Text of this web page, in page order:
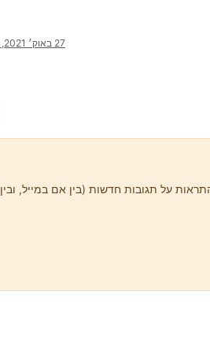
27 באוק׳ 2021, 11:41
על תגובות חדשות (בין אם במייל, ובין